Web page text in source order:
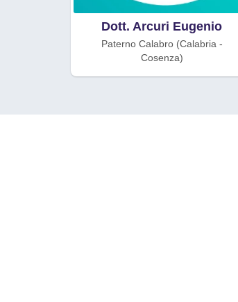
Dott. Arcuri Eugenio
Paterno Calabro (Calabria -
Cosenza)